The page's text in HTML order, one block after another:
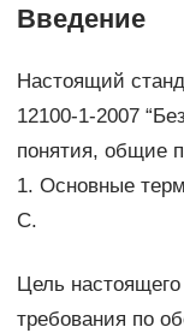
Введение
Настоящий
12100-1-2007
понятия, общие
1. Основные
С.
Цель
требования по